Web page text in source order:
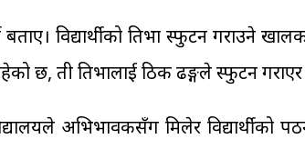
विद्यार्थीको प्रतिभा प्रस्फुटन गराउने
छ, ती प्रतिभालाई ठिक ढङ्गले प्रस्फुटन
अभिभावकसँग मिलेर विद्यार्थीको